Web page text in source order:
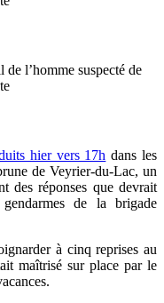
hier vers 17h dans les
de Veyrier-du-Lac, un
des réponses que devrait
de la brigade
à cinq reprises au
maîtrisé sur place par le